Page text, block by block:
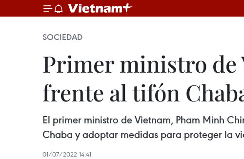
SOCIEDAD
Primer ministro de
frente al tifón
El primer ministro de Vietnam, Pham Minh
Chaba y adoptar medidas para proteger la
01/07/2022 14:41